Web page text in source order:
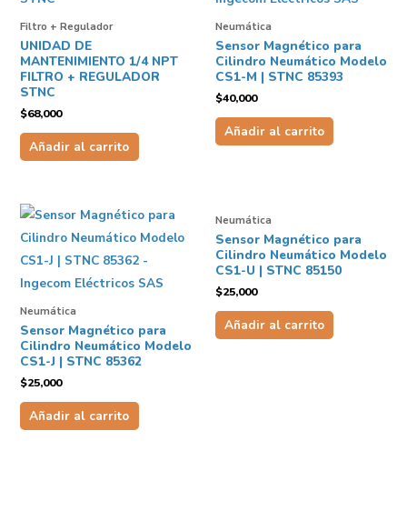
Filtro + Regulador
UNIDAD DE
MANTENIMIENTO 1/4 NPT
FILTRO + REGULADOR
STNC
$68,000
Añadir al carrito
Neumática
Sensor Magnético para
Cilindro Neumático Modelo
CS1-M | STNC 85393
$40,000
Añadir al carrito
Neumática
Sensor Magnético para
Cilindro Neumático Modelo
CS1-J | STNC 85362
$25,000
Añadir al carrito
Neumática
Sensor Magnético para
Cilindro Neumático Modelo
CS1-U | STNC 85150
$25,000
Añadir al carrito